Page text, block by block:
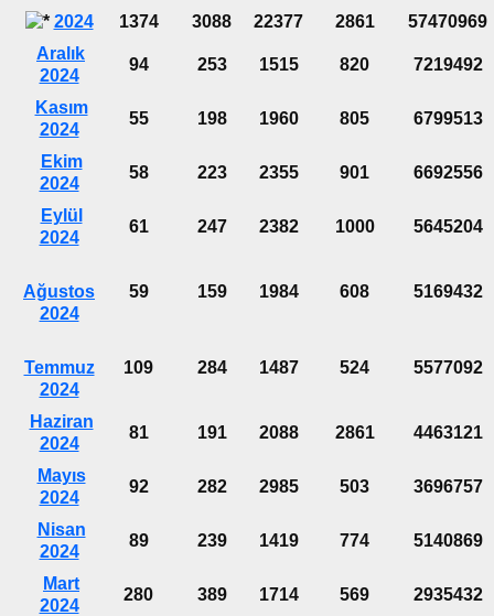
2024 1374 3088 22377 2861
57470969
Aralık
2024
94 253 1515 820 7219492
Kasım
2024
55 198 1960 805 6799513
Ekim
2024
58 223 2355 901 6692556
Eylül
2024
61 247 2382 1000 5645204
Ağustos
2024
59 159 1984 608 5169432
Temmuz
2024
109 284 1487 524 5577092
Haziran
2024
81 191 2088 2861 4463121
Mayıs
2024
92 282 2985 503 3696757
Nisan
2024
89 239 1419 774 5140869
Mart
2024
280 389 1714 569 2935432